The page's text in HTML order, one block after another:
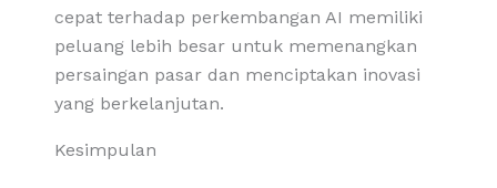
cepat terhadap perkembangan AI memiliki
peluang lebih besar untuk memenangkan
persaingan pasar dan menciptakan inovasi
yang berkelanjutan.
Kesimpulan